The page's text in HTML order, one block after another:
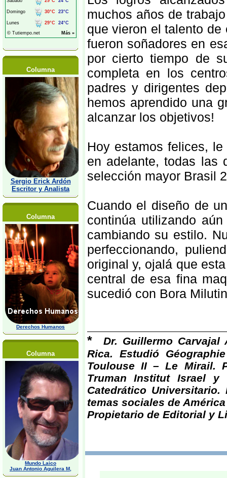
Columna
Sergio Erick Ardón
Escritor y Analista
Columna
Derechos Humanos
Columna
Mundo Laico
Juan Antonio Aguilera M,
muchos años de
que vieron el talento
fueron soñadores en
por cierto tiempo de
completa en los
padres y dirigentes
hemos aprendido una
alcanzar los objetivos!
Hoy estamos felices,
en adelante, todas las
selección mayor Brasil
Cuando el diseño de
continúa utilizando
cambiando su estilo.
perfeccionando,
original y, ojalá que
central de esa fina
sucedió con Bora
*
Dr. Guillermo Carvajal
Rica. Estudió
Toulouse II – Le Mirail.
Truman Institut Israel y
Catedrático
temas sociales de
Propietario de Editorial y